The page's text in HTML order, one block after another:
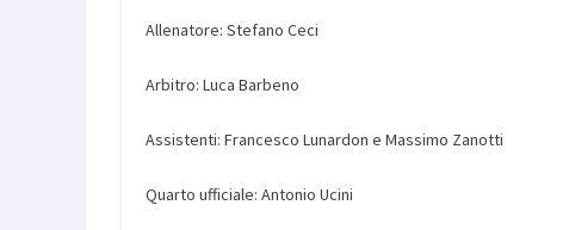
Allenatore: Stefano Ceci
Arbitro: Luca Barbeno
Assistenti: Francesco Lunardon e Massimo Zanotti
Quarto ufficiale: Antonio Ucini